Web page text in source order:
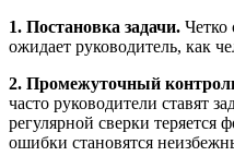
1. Постановка задачи. Четко
ожидает руководитель, как
2. Промежуточный
часто руководители ставят
регулярной сверки теряется
ошибки становятся